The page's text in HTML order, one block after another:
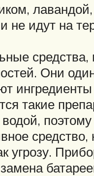
лавандой,
не идут на
Они
такие
угрозу.